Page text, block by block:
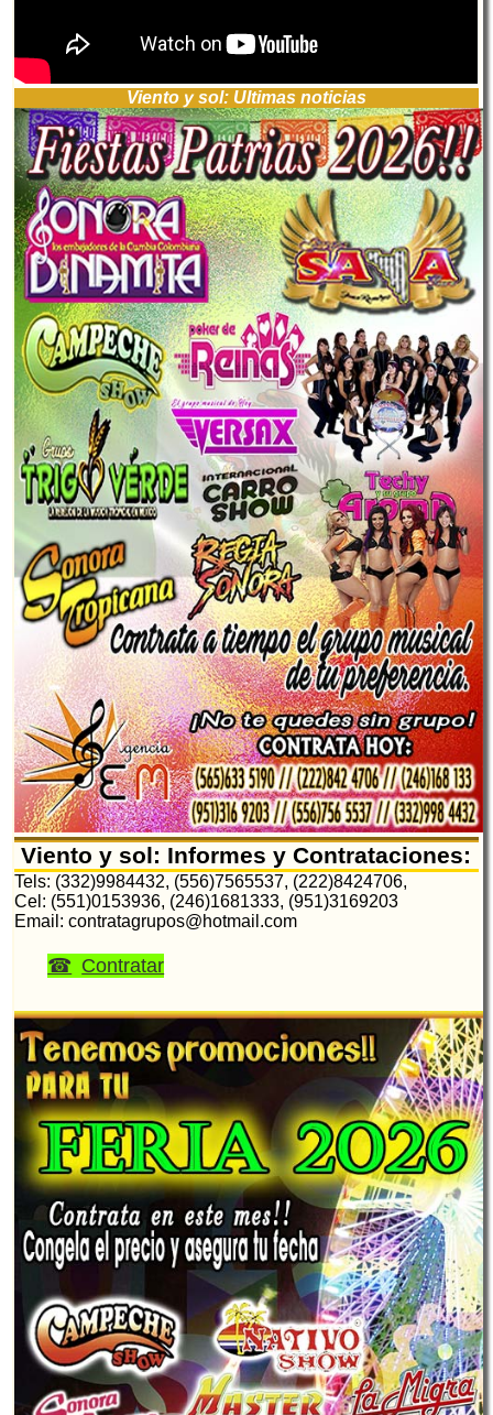
Viento y sol: Ultimas noticias
Viento y sol: Informes y Contrataciones:
Tels: (332)9984432, (556)7565537, (222)8424706,
Cel: (551)0153936, (246)1681333, (951)3169203
Email: contratagrupos@hotmail.com
Contratar